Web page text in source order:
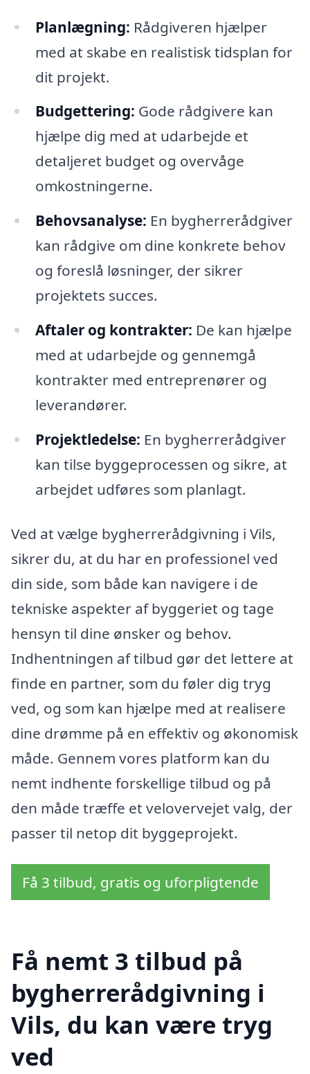
Planlægning: Rådgiveren hjælper
med at skabe en realistisk tidsplan for
dit projekt.
Budgettering: Gode rådgivere kan
hjælpe dig med at udarbejde et
detaljeret budget og overvåge
omkostningerne.
Behovsanalyse: En bygherrerådgiver
kan rådgive om dine konkrete behov
og foreslå løsninger, der sikrer
projektets succes.
Aftaler og kontrakter: De kan hjælpe
med at udarbejde og gennemgå
kontrakter med entreprenører og
leverandører.
Projektledelse: En bygherrerådgiver
kan tilse byggeprocessen og sikre, at
arbejdet udføres som planlagt.
Ved at vælge bygherrerådgivning i Vils,
sikrer du, at du har en professionel ved
din side, som både kan navigere i de
tekniske aspekter af byggeriet og tage
hensyn til dine ønsker og behov.
Indhentningen af tilbud gør det lettere at
finde en partner, som du føler dig tryg
ved, og som kan hjælpe med at realisere
dine drømme på en effektiv og økonomisk
måde. Gennem vores platform kan du
nemt indhente forskellige tilbud og på
den måde træffe et velovervejet valg, der
passer til netop dit byggeprojekt.
Få 3 tilbud, gratis og uforpligtende
Få nemt 3 tilbud på
bygherrerådgivning i
Vils, du kan være tryg
ved